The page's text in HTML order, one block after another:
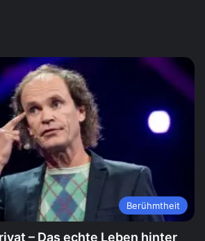
Berühmtheit
– Das echte Leben hinter